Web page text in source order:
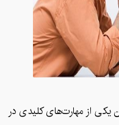
از مهارت‌های کلیدی در